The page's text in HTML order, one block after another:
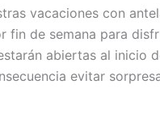
vacaciones con
fin de semana para
abiertas al inicio
evitar